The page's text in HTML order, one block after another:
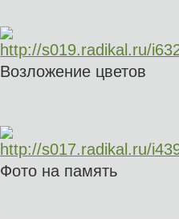
Возложение цветов
Фото на память